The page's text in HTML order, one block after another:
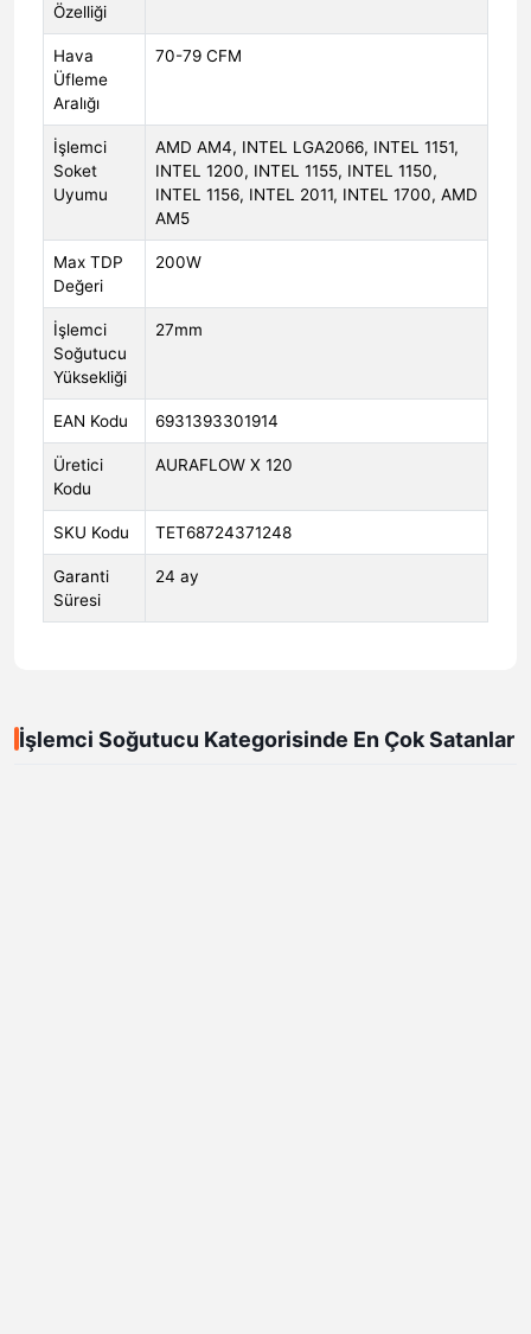
Özelliği
Hava
Üfleme
Aralığı
70-79 CFM
İşlemci
Soket
Uyumu
AMD AM4, INTEL LGA2066, INTEL 1151,
INTEL 1200, INTEL 1155, INTEL 1150,
INTEL 1156, INTEL 2011, INTEL 1700, AMD
AM5
Max TDP
Değeri
200W
İşlemci
Soğutucu
Yüksekliği
27mm
EAN Kodu 6931393301914
Üretici
Kodu
AURAFLOW X 120
SKU Kodu TET68724371248
Garanti
Süresi
24 ay
İşlemci Soğutucu Kategorisinde En Çok Satanlar